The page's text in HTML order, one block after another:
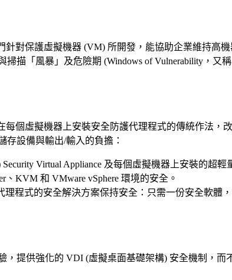
針對保護虛擬機器 (VM) 所開發，能協助企業維持高
描「風暴」及危險期 (Windows of Vulnerability，又
每個虛擬機器上安裝安全防護代理程式的傳統作法，
存設備與輸出/輸入的負擔：
Virtual Appliance 及每個虛擬機器上安裝的超輕
、KVM 和 VMware vSphere 環境的安全。
理程式的安全解決方案保持安全：只需一份安全軟體
，提供強化的 VDI (虛擬桌面基礎架構) 安全機制，而